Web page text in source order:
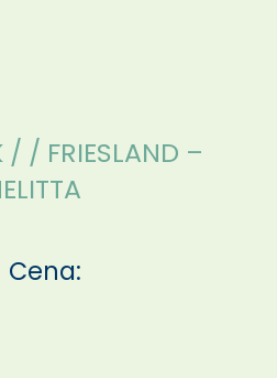
/ / FRIESLAND –
Cena: